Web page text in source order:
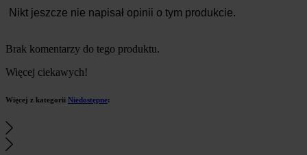
Nikt jeszcze nie napisał opinii o tym produkcie.
Brak komentarzy do tego produktu.
Więcej ciekawych!
Więcej z kategorii Niedostępne: